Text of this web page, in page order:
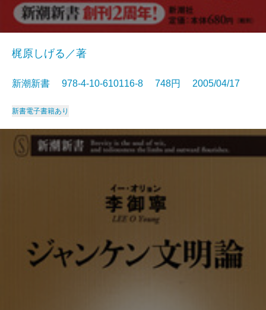
梶原しげる／著
新潮新書 978-4-10-610116-8 748円 2005/04/17
新書電子書籍あり